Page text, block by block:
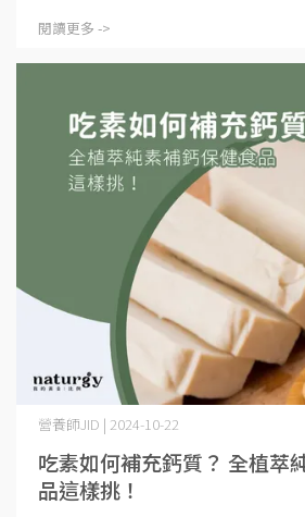
閱讀更多 ->
吃素如何補充鈣質？ 全植萃
品這樣挑！
營養師JID | 2024-10-22